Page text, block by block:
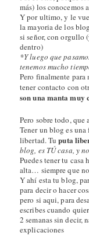
más) los conocemos
Y por ultimo, y le
la mayoria de los
si señor, con orgullo
dentro)
*Y luego que
tenemos mucho
Pero finalmente para
tener contacto con
son una manta muy
Pero sobre todo, que
Tener un blog es una
libertad. Tuputa
blog, es TÚ casa, y
Puedes tener tu casa
alta… siempre que
Y ahí esta tu blog,
para decir o hacer
pero si aqui, para
escribes cuando
2 semanas sin decir,
explicaciones